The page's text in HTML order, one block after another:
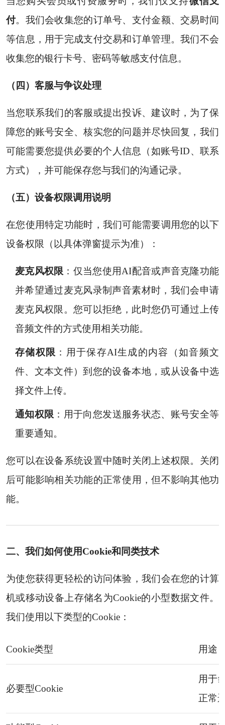
付。我们会收集您的订单号、支付金额、交易时间
等信息，用于完成支付交易和订单管理。我们不会
收集您的银行卡号、密码等敏感支付信息。
（四）客服与争议处理
当您联系我们的客服或提出投诉、建议时，为了保
障您的账号安全、核实您的问题并尽快回复，我们
可能需要您提供必要的个人信息（如账号ID、联系
方式），并可能保存您与我们的沟通记录。
（五）设备权限调用说明
在您使用特定功能时，我们可能需要调用您的以下
设备权限（以具体弹窗提示为准）：
麦克风权限 ：仅当您使用AI配音或声音克隆功能
并希望通过麦克风录制声音素材时，我们会申请
麦克风权限。您可以拒绝，此时您仍可通过上传
音频文件的方式使用相关功能。
存储权限 ：用于保存AI生成的内容（如音频文
件、文本文件）到您的设备本地，或从设备中选
择文件上传。
通知权限 ：用于向您发送服务状态、账号安全等
重要通知。
您可以在设备系统设置中随时关闭上述权限。关闭
后可能影响相关功能的正常使用，但不影响其他功
能。
二、我们如何使用Cookie和同类技术
为使您获得更轻松的访问体验，我们会在您的计算
机或移动设备上存储名为Cookie的小型数据文件。
我们使用以下类型的Cookie：
Cookie类型 用途
必要型Cookie
用于
正常